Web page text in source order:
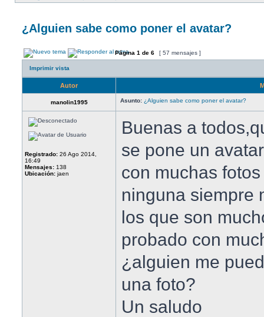
¿Alguien sabe como poner el avatar?
Página 1 de 6 [ 57 mensajes ]
Imprimir vista
Autor
manolin1995 Asunto: ¿Alguien sabe como poner el avatar?
Registrado: 26 Ago 2014,
16:49
Mensajes: 138
Ubicación: jaen
Buenas a
se pone un
con muchas
ninguna siempre
los que son
probado con
¿alguien me
una foto?
Un saludo